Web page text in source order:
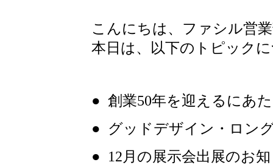
こんにちは、ファシル営
本日は、以下のトピック
● 創業50年を迎えるにあ
● グッドデザイン・ロン
● 12月の展示会出展のお